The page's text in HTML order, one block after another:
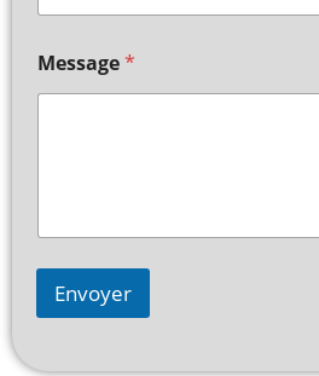
Message*
Envoyer